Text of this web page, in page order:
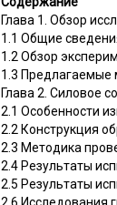
Глава 1. Обзор
1.1 Общие
1.2 Обзор
1.3 Предлагаемые
Глава 2. Силовое
2.1 Особенности
2.2 Конструкция
2.3 Методика
2.4 Результаты
2.5 Результаты
2.6 Исследования